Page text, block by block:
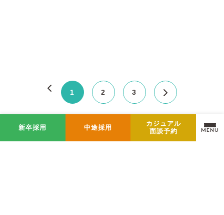
1 2 3
新卒採用 中途採用
カジュアル
面談予約
MENU